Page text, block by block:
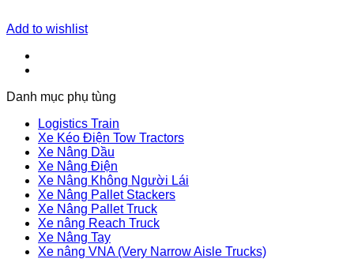
Add to wishlist
Danh mục phụ tùng
Logistics Train
Xe Kéo Điện Tow Tractors
Xe Nâng Dầu
Xe Nâng Điện
Xe Nâng Không Người Lái
Xe Nâng Pallet Stackers
Xe Nâng Pallet Truck
Xe nâng Reach Truck
Xe Nâng Tay
Xe nâng VNA (Very Narrow Aisle Trucks)